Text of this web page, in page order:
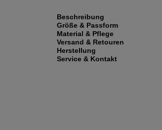
Beschreibung
Größe & Passform
Material & Pflege
Versand & Retouren
Herstellung
Service & Kontakt